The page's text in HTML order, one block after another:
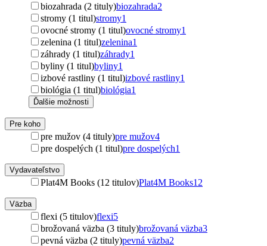
biozahrada (2 tituly)biozahrada2
stromy (1 titul)stromy1
ovocné stromy (1 titul)ovocné stromy1
zelenina (1 titul)zelenina1
záhrady (1 titul)záhrady1
byliny (1 titul)byliny1
izbové rastliny (1 titul)izbové rastliny1
biológia (1 titul)biológia1
Ďalšie možnosti
Pre koho
pre mužov (4 tituly)pre mužov4
pre dospelých (1 titul)pre dospelých1
Vydavateľstvo
Plat4M Books (12 titulov)Plat4M Books12
Väzba
flexi (5 titulov)flexi5
brožovaná väzba (3 tituly)brožovaná väzba3
pevná väzba (2 tituly)pevná väzba2